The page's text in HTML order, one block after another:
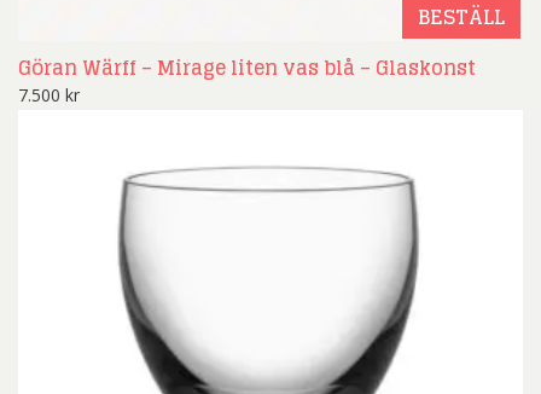
BESTÄLL
Göran Wärff – Mirage liten vas blå – Glaskonst
7.500 kr